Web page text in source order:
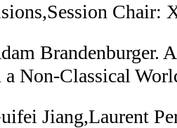
Chair:
Brandenburger.
a Non-Classical
Jiang,Laurent